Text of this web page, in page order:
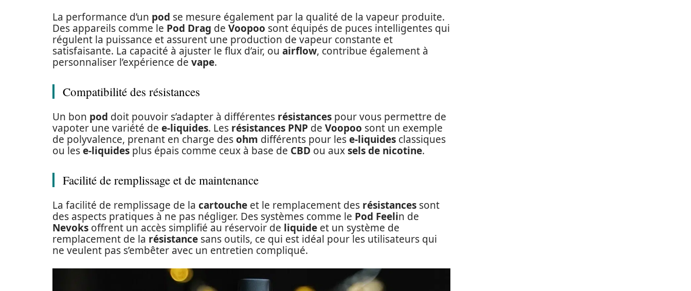
La performance d’un pod se mesure également par la qualité de la vapeur produite.
Des appareils comme le Pod Drag de Voopoo sont équipés de puces intelligentes qui
régulent la puissance et assurent une production de vapeur constante et
satisfaisante. La capacité à ajuster le flux d’air, ou airflow, contribue également à
personnaliser l’expérience de vape.
Compatibilité des résistances
Un bon pod doit pouvoir s’adapter à différentes résistances pour vous permettre de
vapoter une variété de e-liquides. Les résistances PNP de Voopoo sont un exemple
de polyvalence, prenant en charge desohm différents pour lese-liquides classiques
ou lese-liquides plus épais comme ceux à base de CBD ou auxsels de nicotine.
Facilité de remplissage et de maintenance
La facilité de remplissage de la cartouche et le remplacement des résistances sont
des aspects pratiques à ne pas négliger. Des systèmes comme le Pod Feelin de
Nevoks offrent un accès simplifié au réservoir de liquide et un système de
remplacement de la résistance sans outils, ce qui est idéal pour les utilisateurs qui
ne veulent pas s’embêter avec un entretien compliqué.